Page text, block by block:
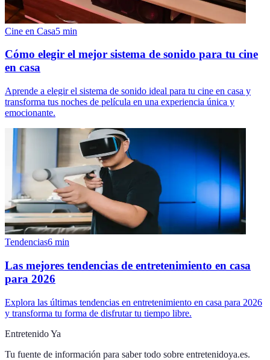
Cine en Casa5 min
Cómo elegir el mejor sistema de sonido para tu cine
en casa
Aprende a elegir el sistema de sonido ideal para tu cine en casa y
transforma tus noches de película en una experiencia única y
emocionante.
Tendencias6 min
Las mejores tendencias de entretenimiento en casa
para 2026
Explora las últimas tendencias en entretenimiento en casa para 2026
y transforma tu forma de disfrutar tu tiempo libre.
Entretenido Ya
Tu fuente de información para saber todo sobre entretenidoya.es.